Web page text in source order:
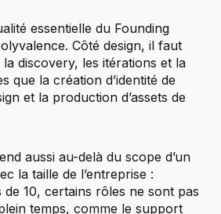
essentielle du Founding
Côté design, il faut
discovery, les itérations et la
que la création d’identité de
et la production d’assets de
aussi au-delà du scope d’un
la taille de l’entreprise :
de 10, certains rôles ne sont pas
temps, comme le support